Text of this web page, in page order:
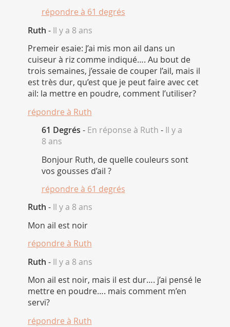
répondre à 61 degrés
Ruth - Il y a 8 ans
Premeir esaie: J’ai mis mon ail dans un
cuiseur à riz comme indiqué…. Au bout de
trois semaines, j’essaie de couper l’ail, mais il
est très dur, qu’est que je peut faire avec cet
ail: la mettre en poudre, comment l’utiliser?
répondre à Ruth
61 Degrés - En réponse à Ruth - Il y a
8 ans
Bonjour Ruth, de quelle couleurs sont
vos gousses d’ail ?
répondre à 61 degrés
Ruth - Il y a 8 ans
Mon ail est noir
répondre à Ruth
Ruth - Il y a 8 ans
Mon ail est noir, mais il est dur…. j’ai pensé le
mettre en poudre…. mais comment m’en
servi?
répondre à Ruth